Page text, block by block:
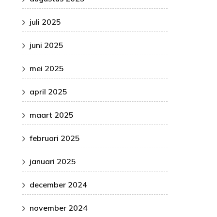
juli 2025
juni 2025
mei 2025
april 2025
maart 2025
februari 2025
januari 2025
december 2024
november 2024